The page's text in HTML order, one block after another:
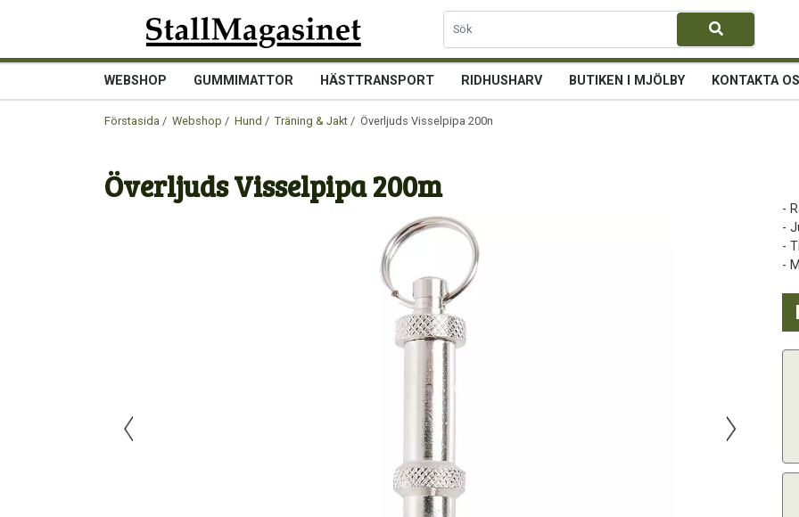
WEBSHOP GUMMIMATTOR HÄSTTRANSPORT RIDHUSHARV BUTIKEN I MJÖLBY KONTAKTA
Förstasida / Webshop / Hund / Träning & Jakt / Överljuds Visselpipa 200m
Överljuds Visselpipa 200m
-
-
-
-